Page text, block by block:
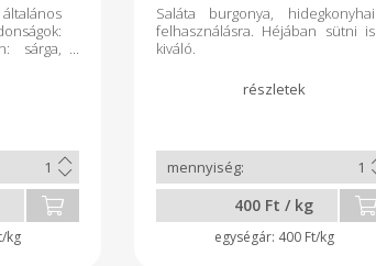
sárga,
kg
Saláta burgonya, hidegkonyhai
felhasználásra. Héjában sütni is
kiváló.
400 Ft / kg
400 Ft/kg